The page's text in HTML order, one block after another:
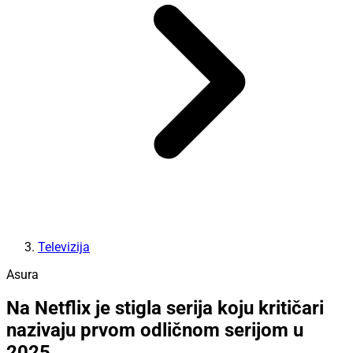
Televizija
Asura
Na Netflix je stigla serija koju kritičari
nazivaju prvom odličnom serijom u